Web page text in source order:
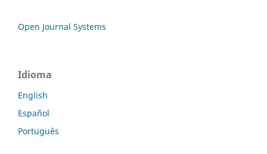
Open Journal Systems
Idioma
English
Español
Português